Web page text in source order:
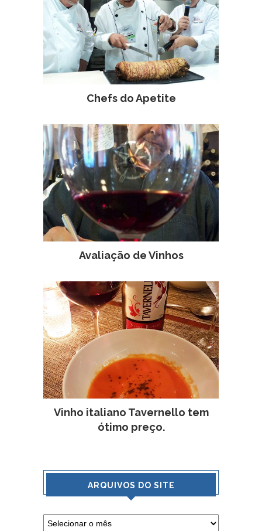
Chefs do Apetite
Avaliação de Vinhos
Vinho italiano Tavernello tem
ótimo preço.
ARQUIVOS DO SITE